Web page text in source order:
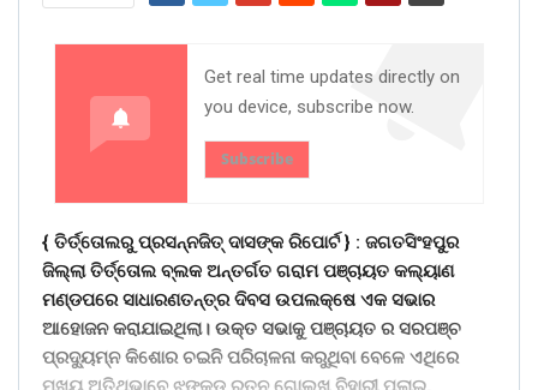
Get real time updates directly on
you device, subscribe now.
Subscribe
{ ତିର୍ତ୍ତୋଲରୁ ପ୍ରସନ୍ନଜିତ୍ ଦାସଙ୍କ ରିପୋର୍ଟ } : ଜଗତସିଂହପୁର
ଜିଲ୍ଲା ତିର୍ତ୍ତୋଲ ବ୍ଲକ ଅନ୍ତର୍ଗତ ଗରାମ ପଞ୍ଚାୟତ କଲ୍ୟାଣ
ମଣ୍ଡପରେ ସାଧାରଣତନ୍ତ୍ର ଦିବସ ଉପଲକ୍ଷେ ଏକ ସଭାର
ଆହୋଜନ କରାଯାଇଥିଲା। ଉକ୍ତ ସଭାକୁ ପଞ୍ଚାୟତ ର ସରପଞ୍ଚ
ପ୍ରଦ୍ୟୁମ୍ନ କିଶୋର ଚଇନି ପରିଚାଳନା କରୁଥିବା ବେଳେ ଏଥିରେ